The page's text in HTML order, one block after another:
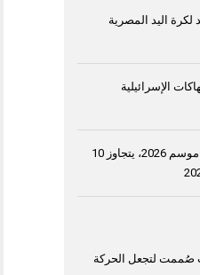
اليد المصرية
الإسرائيلية
إنتاج القمح في مصر خلال موسم 2026، يتجاوز 10
لتجعل الحركة